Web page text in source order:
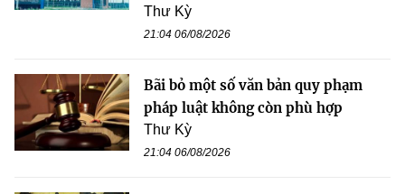
Thư Kỳ
21:04 06/08/2026
Bãi bỏ một số văn bản quy phạm
pháp luật không còn phù hợp
Thư Kỳ
21:04 06/08/2026